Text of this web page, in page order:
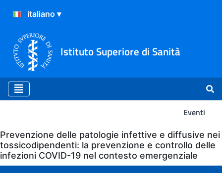
Istituto Superiore di Sanità
Eventi
Eventi
Prevenzione delle patologie infettive e diffusive nei
tossicodipendenti: la prevenzione e controllo delle
infezioni COVID-19 nel contesto emergenziale